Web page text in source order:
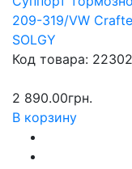
209-319/VW
SOLGY
Код товара:
2 890.00грн.
В корзину